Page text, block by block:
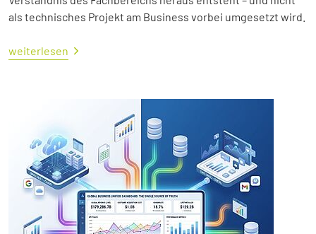
als technisches Projekt am Business vorbei umgesetzt wird.
weiterlesen